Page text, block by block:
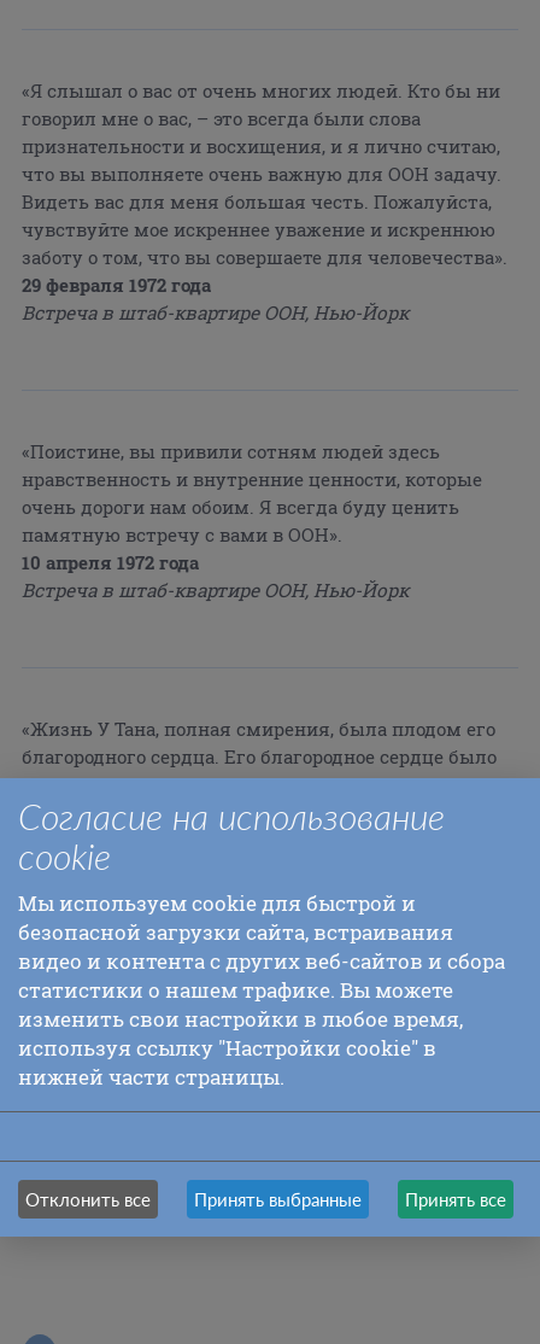
«Я слышал о вас от очень многих людей. Кто бы ни
говорил мне о вас, – это всегда были слова
признательности и восхищения, и я лично считаю,
что вы выполняете очень важную для ООН задачу.
Видеть вас для меня большая честь. Пожалуйста,
чувствуйте мое искреннее уважение и искреннюю
заботу о том, что вы совершаете для человечества».
29 февраля 1972 года
Встреча в штаб-квартире ООН, Нью-Йорк
«Поистине, вы привили сотням людей здесь
нравственность и внутренние ценности, которые
очень дороги нам обоим. Я всегда буду ценить
памятную встречу с вами в ООН».
10 апреля 1972 года
Встреча в штаб-квартире ООН, Нью-Йорк
«Жизнь У Тана, полная смирения, была плодом его
благородного сердца. Его благородное сердце было
плодом несравненной божественности его души».
«Жизнь У Тана была простотой.
Ум У Тана был искренностью.
Сердце У Тана было чистотой.
Его подход был спокойным
И просветленным достоинством».
Согласие на использование
cookie
Мы используем cookie для быстрой и
безопасной загрузки сайта, встраивания
видео и контента с других веб-сайтов и сбора
статистики о нашем трафике. Вы можете
изменить свои настройки в любое время,
используя ссылку "Настройки cookie" в
нижней части страницы.
Отклонить все Принять выбранные Принять все